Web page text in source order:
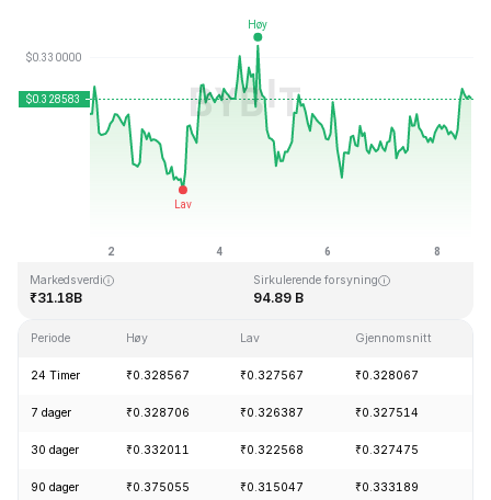
Sist oppdatert: 2026-08-08, 15:18 GMT+0
Markedsverdi
₹31.18B
Sirkulerende forsyning
94.89 B
Periode Høy Lav Gjennomsnitt
24 Timer ₹0.328567 ₹0.327567 ₹0.328067
7 dager ₹0.328706 ₹0.326387 ₹0.327514
30 dager ₹0.332011 ₹0.322568 ₹0.327475
90 dager ₹0.375055 ₹0.315047 ₹0.333189